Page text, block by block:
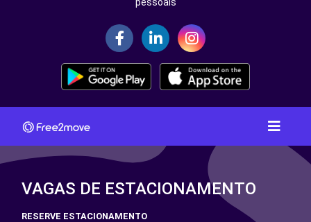
VAGAS DE ESTACIONAMENTO
RESERVE ESTACIONAMENTO